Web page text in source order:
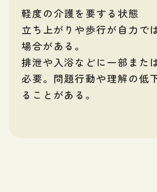
軽度の介護を要する状態
立ち上がりや歩行が自力で
場合がある。
排泄や入浴などに一部また
必要。問題行動や理解の低
ることがある。